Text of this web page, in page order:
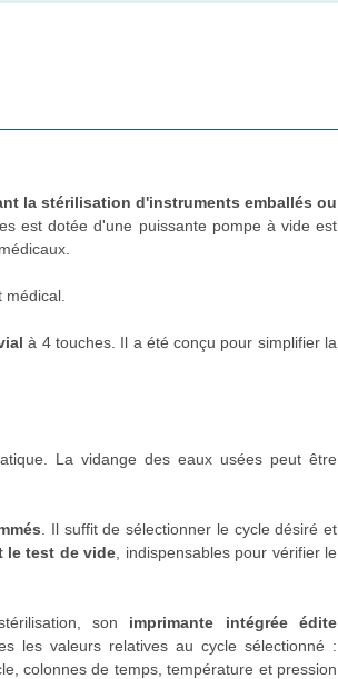
la stérilisation d'instruments emballés ou
est dotée d'une puissante pompe à vide est
médical.
à 4 touches. Il a été conçu pour simplifier la
La vidange des eaux usées peut être
. Il suffit de sélectionner le cycle désiré et
le test de vide , indispensables pour vérifier le
son imprimante intégrée édite
les valeurs relatives au cycle sélectionné :
colonnes de temps, température et pression